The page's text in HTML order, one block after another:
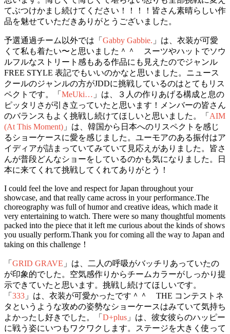
てぶつけかまし続けてください！！！！皆さん素晴らしい作
品を魅せていただきありがとうございました。
予選通過チーム以外では「 Gabby Gabbie. 」は、衣装が可愛
くて私も着たい〜と思いました＾＾ スーツやハットでソウ
ルフルなストリート感もある作品にも見えたのでジャンル
FREE STYLE 表記でもいいのかなと思いました。ニュース
クールのジャンルの方がJDDに挑戦しているのはとてもリス
ペクトです。「 MeUki… 」は、３人の作りあげる構成と息の
ピッタリさが引き立っていたと思います！メンバーの皆さん
のバランスもよく挑戦し続けてほしいと思いました。「 AIM
(At This Moment) 」は、韓国から日本へのリスペクトを感じ
るショーケースに愛を感じました。ユーモアのある振付はア
イディアが詰まっていてみていて見応えがありました。皆さ
んが普段どんなショーをしているのかも気になりました。日
本に来てくれて挑戦してくれてありがとう！
I could feel the love and respect for Japan throughout your
showcase, and that really came across in your performance.The
choreography was full of humor and creative ideas, which made it
very entertaining to watch. There were so many thoughtful moments
packed into the piece that it left me curious about the kinds of shows
you usually perform.Thank you for coming all the way to Japan and
taking on this challenge！
「 GRID GRAVE 」は、二人の呼吸がバッチリあっていたの
が印象的でした。空気感作りからチームカラーがしっかり提
示できていたと思います。挑戦し続けてほしいです。
「 333 」は、衣装が可愛かったです＾＾ THE コンテストネ
タというような攻めの姿勢なショーケースはみていて気持ち
よかったし好きでした。「 D+plus 」は、彼女彼らのハッピー
に戦う姿にいつもワクワクします。ステージを大きく使って